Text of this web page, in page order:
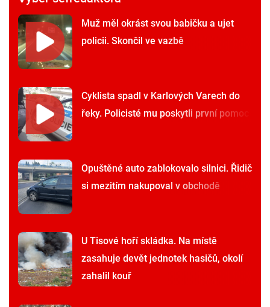
Muž měl okrást svou babičku a ujet
policii. Skončil ve vazbě
Cyklista spadl v Karlových Varech do
řeky. Policisté mu poskytli první pomoc
Opuštěné auto zablokovalo silnici. Řidič
si mezitím nakupoval v obchodě
U Tisové hoří skládka. Na místě
zasahuje devět jednotek hasičů, okolí
zahalil kouř